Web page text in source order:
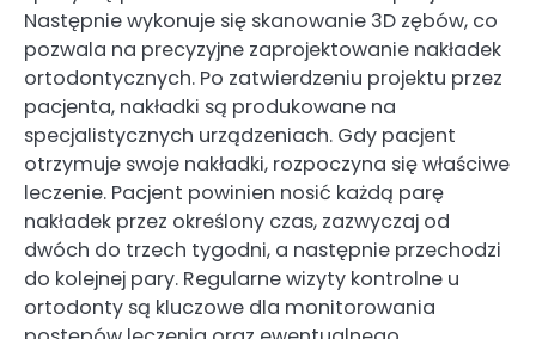
Następnie wykonuje się skanowanie 3D zębów, co
pozwala na precyzyjne zaprojektowanie nakładek
ortodontycznych. Po zatwierdzeniu projektu przez
pacjenta, nakładki są produkowane na
specjalistycznych urządzeniach. Gdy pacjent
otrzymuje swoje nakładki, rozpoczyna się właściwe
leczenie. Pacjent powinien nosić każdą parę
nakładek przez określony czas, zazwyczaj od
dwóch do trzech tygodni, a następnie przechodzi
do kolejnej pary. Regularne wizyty kontrolne u
ortodonty są kluczowe dla monitorowania